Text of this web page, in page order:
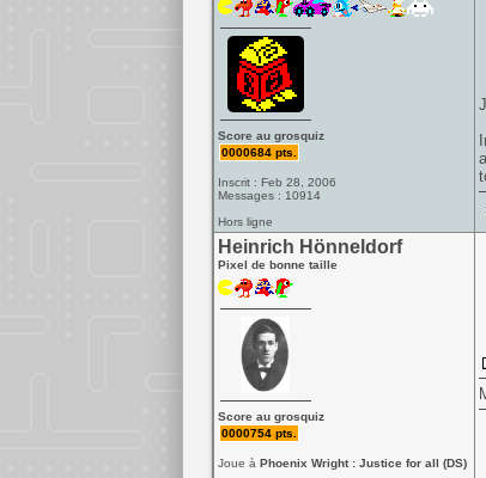
Score au grosquiz
0000684 pts.
Inscrit : Feb 28, 2006
Messages : 10914
Hors ligne
Heinrich Hönneldorf
Pixel de bonne taille
Score au grosquiz
0000754 pts.
Joue à Phoenix Wright : Justice for all (DS)